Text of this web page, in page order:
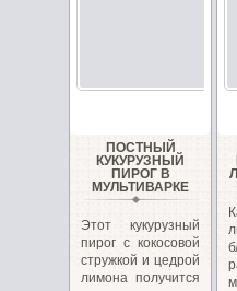
ПОСТНЫЙ
КУКУРУЗНЫЙ
ПИРОГ В
МУЛЬТИВАРКЕ
Этот кукурузный
пирог с кокосовой
стружкой и цедрой
лимона получится